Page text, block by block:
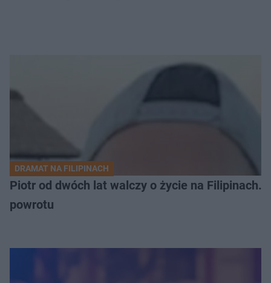
DRAMAT NA FILIPINACH
Piotr od dwóch lat walczy o życie na Filipinach.
powrotu